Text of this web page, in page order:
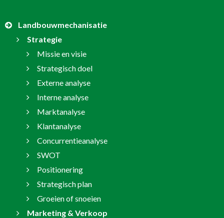
Landbouwmechanisatie
Strategie
Missie en visie
Strategisch doel
Externe analyse
Interne analyse
Marktanalyse
Klantanalyse
Concurrentieanalyse
SWOT
Positionering
Strategisch plan
Groeien of snoeien
Marketing & Verkoop